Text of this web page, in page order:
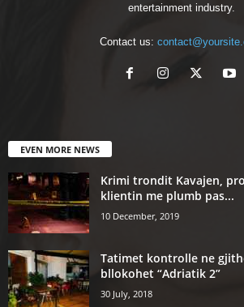
entertainment industry.
Contact us:
EVEN MORE NEWS
Krimi trondit Kavajen,
klientin me plumb pas...
10 December, 2019
Tatimet kontrolle ne
bllokohet “Adriatik 2”
30 July, 2018